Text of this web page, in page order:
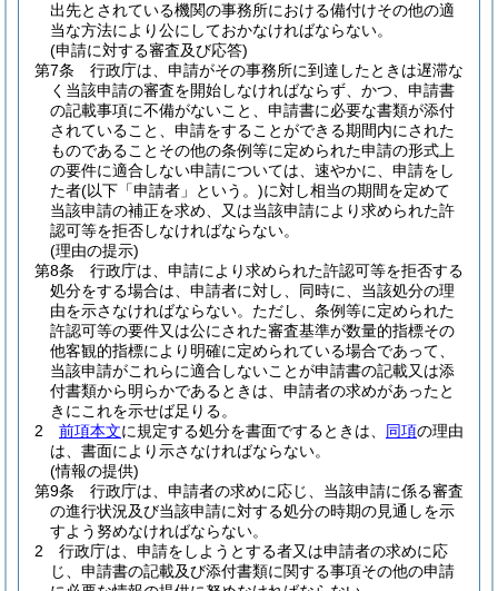
出先とされている機関の事務所における備付けその他の適
当な方法により公にしておかなければならない。
(申請に対する審査及び応答)
第7条
行政庁は、申請がその事務所に到達したときは遅滞な
く当該申請の審査を開始しなければならず、かつ、申請書
の記載事項に不備がないこと、申請書に必要な書類が添付
されていること、申請をすることができる期間内にされた
ものであることその他の条例等に定められた申請の形式上
の要件に適合しない申請については、速やかに、申請をし
た者(以下「申請者」という。)に対し相当の期間を定めて
当該申請の補正を求め、又は当該申請により求められた許
認可等を拒否しなければならない。
(理由の提示)
第8条
行政庁は、申請により求められた許認可等を拒否する
処分をする場合は、申請者に対し、同時に、当該処分の理
由を示さなければならない。 ただし、条例等に定められた
許認可等の要件又は公にされた審査基準が数量的指標その
他客観的指標により明確に定められている場合であって、
当該申請がこれらに適合しないことが申請書の記載又は添
付書類から明らかであるときは、申請者の求めがあったと
きにこれを示せば足りる。
2
前項本文に規定する処分を書面でするときは、 同項の理由
は、書面により示さなければならない。
(情報の提供)
第9条
行政庁は、申請者の求めに応じ、当該申請に係る審査
の進行状況及び当該申請に対する処分の時期の見通しを示
すよう努めなければならない。
2
行政庁は、申請をしようとする者又は申請者の求めに応
じ、申請書の記載及び添付書類に関する事項その他の申請